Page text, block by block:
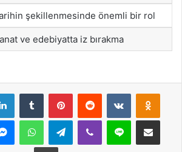
şekillenmesinde önemli bir rol
ve edebiyatta iz bırakma
LinkedInTumblr PinterestReddit VKontakte
MessengerWhatsAppTelegramViber Line E-Posta ile
Yazdır